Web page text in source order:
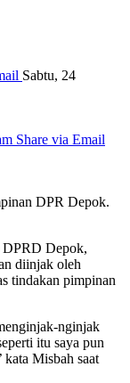
Sabtu, 24
Share via Email
DPR Depok.
DPRD Depok,
diinjak oleh
tindakan pimpinan
nginjak
itu saya pun
kata Misbah saat